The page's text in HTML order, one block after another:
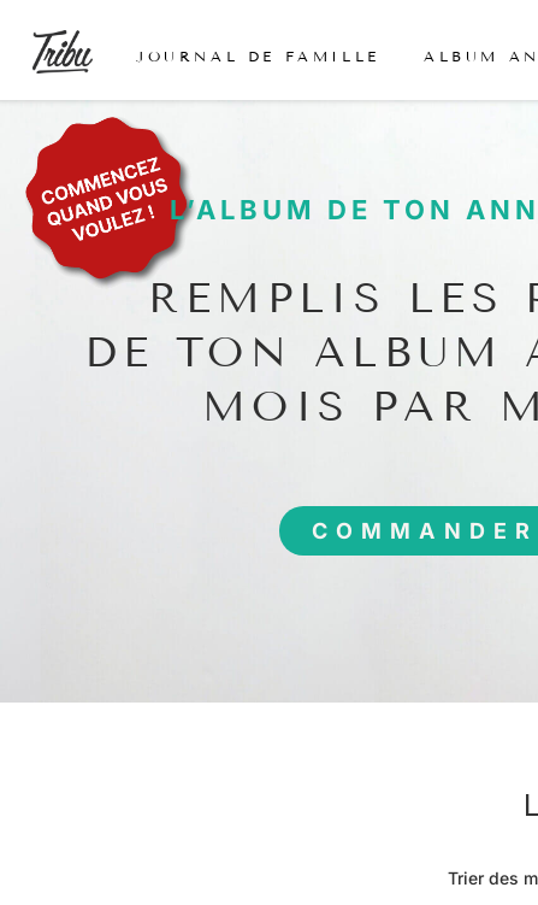
JOURNAL DE FAMILLE ALBUM
L’ALBUM DE TON
REMPLIS LES
DE TON ALBUM
MOIS PAR
COMMANDER
Trier des